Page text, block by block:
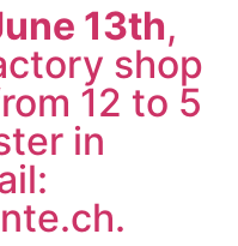
13th,
shop
12 to 5
in